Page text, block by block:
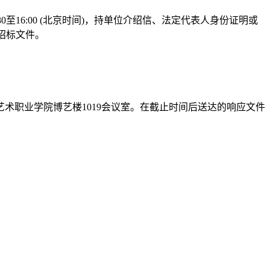
至16:00 (北京时间)，持单位介绍信、法定代表人身份证明或
文件。
职业学院博艺楼1019会议室。在截止时间后送达的响应文件